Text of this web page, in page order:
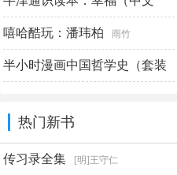
版） 丹尼尔·M.海布伦
嘻哈酷玩：潘玮柏 雨竹
半小时漫画中国哲学史（套装
热门新书
传习录全集 [明]王守仁